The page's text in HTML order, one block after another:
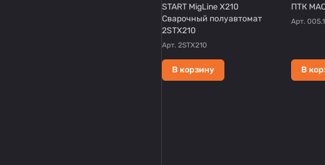
START MigLine X210
Сварочный полуавтомат
2STX210
Арт. 2STX210
В корзину
ПТК
Арт.
В